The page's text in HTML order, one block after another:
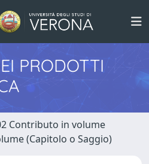
PRODOTTI
Contributo in volume
(Capitolo o Saggio)